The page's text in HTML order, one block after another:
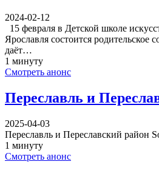
2024-02-12
15 февраля в Детской школе
Ярославля состоится родительское
даёт…
1 минуту
Смотреть анонс
Переславль и
2025-04-03
Переславль и Переславский район
1 минуту
Смотреть анонс